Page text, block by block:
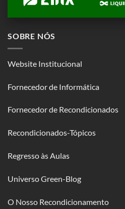
SOBRE NÓS
Website Institucional
Fornecedor de Informática
Fornecedor de Recondicionados
Recondicionados-Tópicos
Regresso às Aulas
Universo Green-Blog
O Nosso Recondicionamento